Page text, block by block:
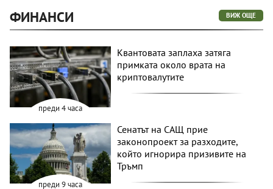
ФИНАНСИ ВИЖ ОЩЕ
преди 4 часа
Квантовата заплаха затяга
примката около врата на
криптовалутите
преди 9 часа
Сенатът на САЩ прие
законопроект за разходите,
който игнорира призивите на
Тръмп